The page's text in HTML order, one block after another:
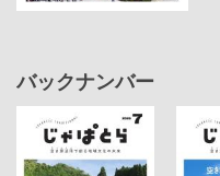
バックナンバー